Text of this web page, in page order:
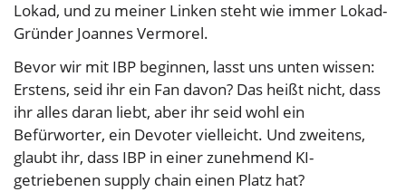
Lokad, und zu meiner Linken steht wie immer Lokad-
Gründer Joannes Vermorel.
Bevor wir mit IBP beginnen, lasst uns unten wissen:
Erstens, seid ihr ein Fan davon? Das heißt nicht, dass
ihr alles daran liebt, aber ihr seid wohl ein
Befürworter, ein Devoter vielleicht. Und zweitens,
glaubt ihr, dass IBP in einer zunehmend KI-
getriebenen supply chain einen Platz hat?